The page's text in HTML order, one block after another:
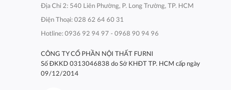
Địa Chỉ 2: 540 Liên Phường, P. Long Trường, TP. HCM
Điện Thoại: 028 62 64 60 31
Hotline: 0936 92 94 97 - 0968 90 94 96
CÔNG TY CỔ PHẦN NỘI THẤT FURNI
Số ĐKKD 0313046838 do Sở KHĐT TP. HCM cấp ngày
09/12/2014